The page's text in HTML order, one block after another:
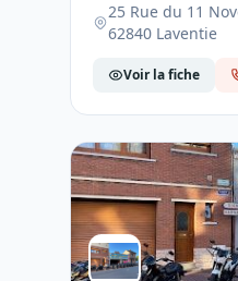
25 Rue du 11
62840 Laventie
Voir la fiche